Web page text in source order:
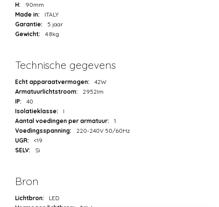
H:
90mm
Made in:
ITALY
Garantie:
5 jaar
Gewicht:
4.8kg
Technische gegevens
Echt apparaatvermogen:
42W
Armatuurlichtstroom:
2952lm
IP:
40
Isolatieklasse:
I
Aantal voedingen per armatuur:
1
Voedingsspanning:
220-240V 50/60Hz
UGR:
<19
SELV:
Sì
Bron
Lichtbron:
LED